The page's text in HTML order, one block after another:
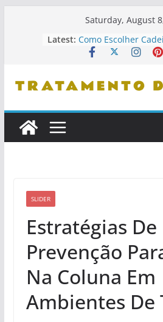
Saturday, August
Latest: Como Escolher
Ergonômicas
Dicas De Leitura
Como Se Levantar
SLIDER
Estratégias De
Prevenção
Na Coluna Em
Ambientes De